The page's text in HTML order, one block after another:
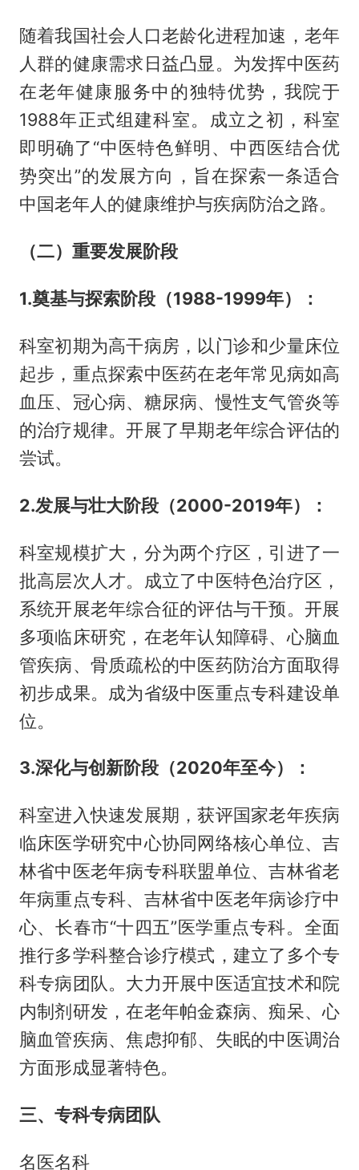
随着我国社会人口老龄化进程加速，老年
人群的健康需求日益凸显。为发挥中医药
在老年健康服务中的独特优势，我院于
1988年正式组建科室。成立之初，科室
即明确了“中医特色鲜明、中西医结合优
势突出”的发展方向，旨在探索一条适合
中国老年人的健康维护与疾病防治之路。
（二）重要发展阶段
1.奠基与探索阶段（1988-1999年）：
科室初期为高干病房，以门诊和少量床位
起步，重点探索中医药在老年常见病如高
血压、冠心病、糖尿病、慢性支气管炎等
的治疗规律。开展了早期老年综合评估的
尝试。
2.发展与壮大阶段（2000-2019年）：
科室规模扩大，分为两个疗区，引进了一
批高层次人才。成立了中医特色治疗区，
系统开展老年综合征的评估与干预。开展
多项临床研究，在老年认知障碍、心脑血
管疾病、骨质疏松的中医药防治方面取得
初步成果。成为省级中医重点专科建设单
位。
3.深化与创新阶段（2020年至今）：
科室进入快速发展期，获评国家老年疾病
临床医学研究中心协同网络核心单位、吉
林省中医老年病专科联盟单位、吉林省老
年病重点专科、吉林省中医老年病诊疗中
心、长春市“十四五”医学重点专科。全面
推行多学科整合诊疗模式，建立了多个专
科专病团队。大力开展中医适宜技术和院
内制剂研发，在老年帕金森病、痴呆、心
脑血管疾病、焦虑抑郁、失眠的中医调治
方面形成显著特色。
三、专科专病团队
名医名科